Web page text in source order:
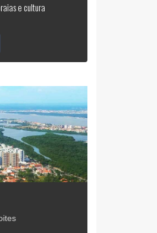
e cultura